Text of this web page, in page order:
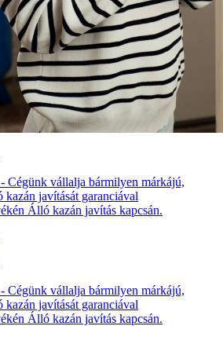
Cégünk vállalja bármilyen márkájú,
javítását garanciával
Álló kazán javítás kapcsán.
Cégünk vállalja bármilyen márkájú,
javítását garanciával
Álló kazán javítás kapcsán.